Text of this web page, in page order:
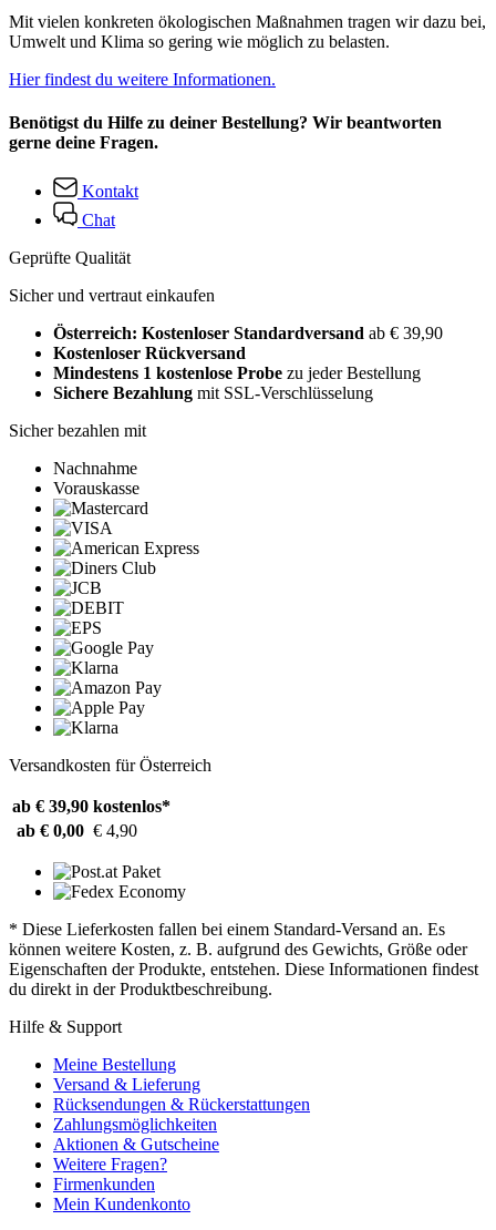
Mit vielen konkreten ökologischen Maßnahmen tragen wir dazu bei,
Umwelt und Klima so gering wie möglich zu belasten.
Hier findest du weitere Informationen.
Benötigst du Hilfe zu deiner Bestellung? Wir beantworten
gerne deine Fragen.
Kontakt
Chat
Geprüfte Qualität
Sicher und vertraut einkaufen
Österreich: Kostenloser Standardversand ab € 39,90
Kostenloser Rückversand
Mindestens 1 kostenlose Probe zu jeder Bestellung
Sichere Bezahlung mit SSL-Verschlüsselung
Sicher bezahlen mit
Nachnahme
Vorauskasse
Versandkosten für Österreich
ab € 39,90 kostenlos*
ab € 0,00 € 4,90
* Diese Lieferkosten fallen bei einem Standard-Versand an. Es
können weitere Kosten, z. B. aufgrund des Gewichts, Größe oder
Eigenschaften der Produkte, entstehen. Diese Informationen findest
du direkt in der Produktbeschreibung.
Hilfe & Support
Meine Bestellung
Versand & Lieferung
Rücksendungen & Rückerstattungen
Zahlungsmöglichkeiten
Aktionen & Gutscheine
Weitere Fragen?
Firmenkunden
Mein Kundenkonto